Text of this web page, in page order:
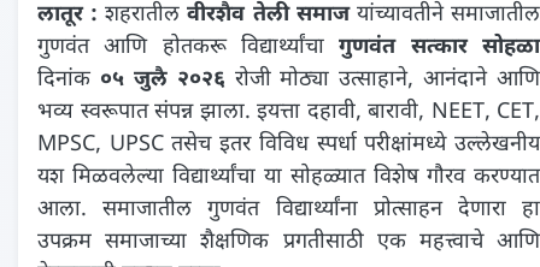
लातूर : शहरातीलवीरशैव तेली समाजयांच्यावतीने समाजातील
गुणवंत आणि होतकरू विद्यार्थ्यांचागुणवंत सत्कार सोहळा
दिनांक ०५ जुलै २०२६ रोजी मोठ्या उत्साहाने, आनंदाने आणि
भव्य स्वरूपात संपन्न झाला. इयत्ता दहावी, बारावी, NEET, CET,
MPSC, UPSC तसेच इतर विविध स्पर्धा परीक्षांमध्ये उल्लेखनीय
यश मिळवलेल्या विद्यार्थ्यांचा या सोहळ्यात विशेष गौरव करण्यात
आला. समाजातील गुणवंत विद्यार्थ्यांना प्रोत्साहन देणारा हा
उपक्रम समाजाच्या शैक्षणिक प्रगतीसाठी एक महत्त्वाचे आणि